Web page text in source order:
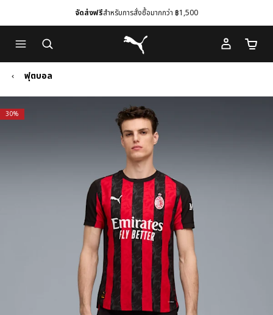
to
Main
content
to
Footer
Content
จัดส่งฟรีสำหรับการสั่งซื้อมากกว่า ฿1,500
Puma โฮม
จำนว
ฟุตบอล
30%